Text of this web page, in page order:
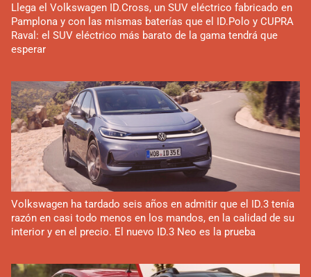
Llega el Volkswagen ID.Cross, un SUV eléctrico fabricado en
Pamplona y con las mismas baterías que el ID.Polo y CUPRA
Raval: el SUV eléctrico más barato de la gama tendrá que
esperar
Volkswagen ha tardado seis años en admitir que el ID.3 tenía
razón en casi todo menos en los mandos, en la calidad de su
interior y en el precio. El nuevo ID.3 Neo es la prueba